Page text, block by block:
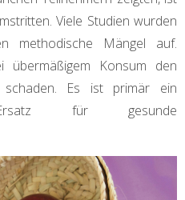
Viele Studien wurden
methodische Mängel auf.
Konsum den
Es ist primär ein
für gesunde